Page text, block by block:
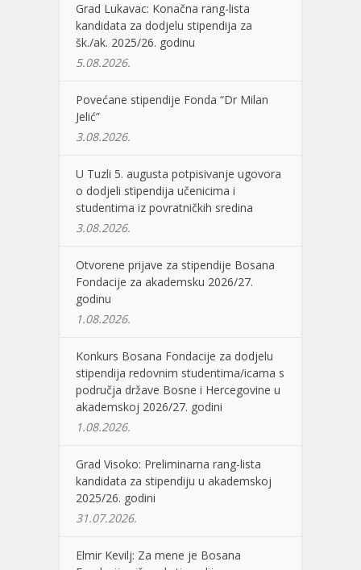
Grad Lukavac: Konačna rang-lista
kandidata za dodjelu stipendija za
šk./ak. 2025/26. godinu
5.08.2026.
Povećane stipendije Fonda “Dr Milan
Jelić”
3.08.2026.
U Tuzli 5. augusta potpisivanje ugovora
o dodjeli stipendija učenicima i
studentima iz povratničkih sredina
3.08.2026.
Otvorene prijave za stipendije Bosana
Fondacije za akademsku 2026/27.
godinu
1.08.2026.
Konkurs Bosana Fondacije za dodjelu
stipendija redovnim studentima/icama s
područja države Bosne i Hercegovine u
akademskoj 2026/27. godini
1.08.2026.
Grad Visoko: Preliminarna rang-lista
kandidata za stipendiju u akademskoj
2025/26. godini
31.07.2026.
Elmir Kevilj: Za mene je Bosana